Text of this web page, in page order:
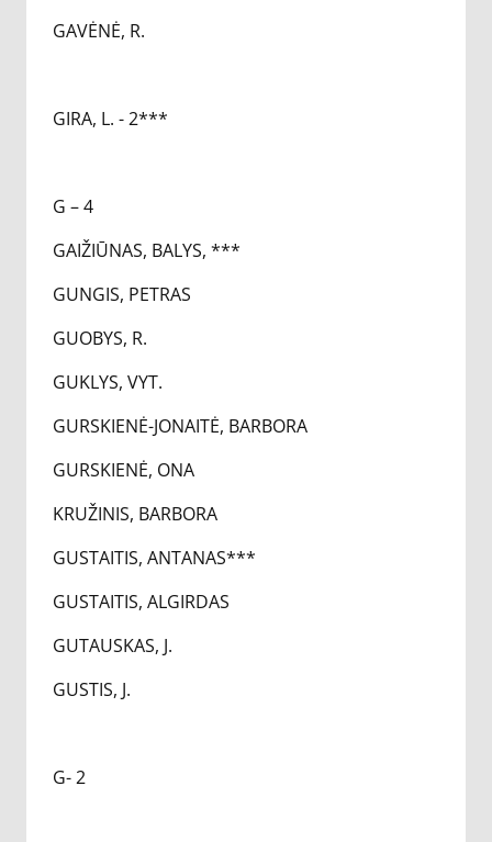
GAVĖNĖ, R.
GIRA, L. - 2***
G – 4
GAIŽIŪNAS, BALYS, ***
GUNGIS, PETRAS
GUOBYS, R.
GUKLYS, VYT.
GURSKIENĖ-JONAITĖ, BARBORA
GURSKIENĖ, ONA
KRUŽINIS, BARBORA
GUSTAITIS, ANTANAS***
GUSTAITIS, ALGIRDAS
GUTAUSKAS, J.
GUSTIS, J.
G- 2